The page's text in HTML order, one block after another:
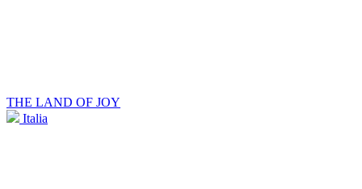
THE LAND OF JOY
Italia